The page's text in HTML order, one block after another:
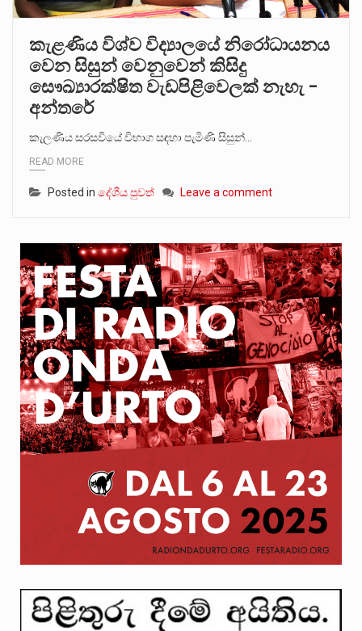
කැළණිය විශ්ව විද්‍යාලයේ නිරෝධායනය
වෙන සිසුන් වෙනුවෙන් කිසිදු
සෞඛ්‍යාරක්ෂිත වැඩපිළිවෙලක් නැහැ –
අන්තරේ
කැලණිය සරසවියේ විභාග සඳහා පැමිණි සිසුන්…
READ MORE
Posted in දේශීය පුවත් Leave a comment